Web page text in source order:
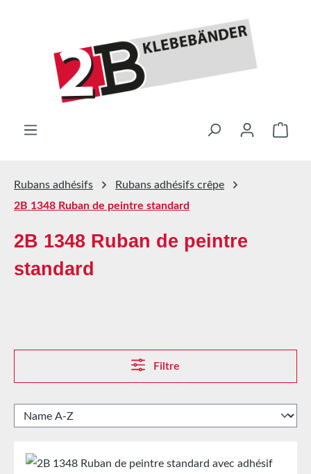
Le
Rubans adhésifs
Rubans adhésifs crêpe
2B 1348 Ruban de peintre standard
2B 1348 Ruban de peintre
standard
Filtre